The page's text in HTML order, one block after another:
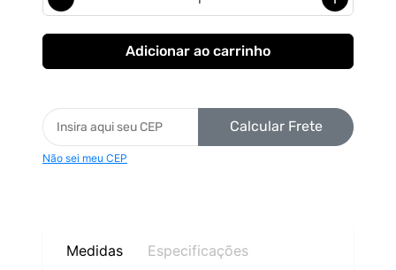
Calcular Frete
Não sei meu CEP
Medidas Especificações